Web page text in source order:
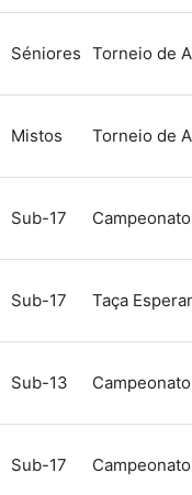
Séniores Torneio de
Mistos Torneio de
Sub-17
Sub-17 Taça
Sub-13
Sub-17